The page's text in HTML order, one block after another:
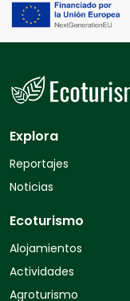
Explora
Reportajes
Noticias
Ecoturismo
Alojamientos
Actividades
Agroturismo